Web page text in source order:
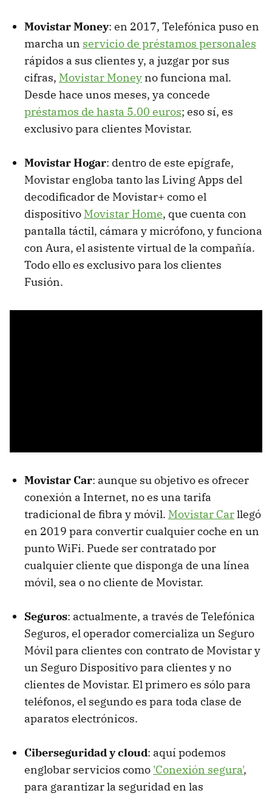
Movistar Money: en 2017, Telefónica puso en
marcha un servicio de préstamos personales
rápidos a sus clientes y, a juzgar por sus
cifras, Movistar Money no funciona mal.
Desde hace unos meses, ya concede
préstamos de hasta 5.00 euros; eso sí, es
exclusivo para clientes Movistar.
Movistar Hogar: dentro de este epígrafe,
Movistar engloba tanto las Living Apps del
decodificador de Movistar+ como el
dispositivo Movistar Home, que cuenta con
pantalla táctil, cámara y micrófono, y funciona
con Aura, el asistente virtual de la compañía.
Todo ello es exclusivo para los clientes
Fusión.
Movistar Car: aunque su objetivo es ofrecer
conexión a Internet, no es una tarifa
tradicional de fibra y móvil. Movistar Carllegó
en 2019 para convertir cualquier coche en un
punto WiFi. Puede ser contratado por
cualquier cliente que disponga de una línea
móvil, sea o no cliente de Movistar.
Seguros: actualmente, a través de Telefónica
Seguros, el operador comercializa un Seguro
Móvil para clientes con contrato de Movistar y
un Seguro Dispositivo para clientes y no
clientes de Movistar. El primero es sólo para
teléfonos, el segundo es para toda clase de
aparatos electrónicos.
Ciberseguridad y cloud: aquí podemos
englobar servicios como 'Conexión segura',
para garantizar la seguridad en las